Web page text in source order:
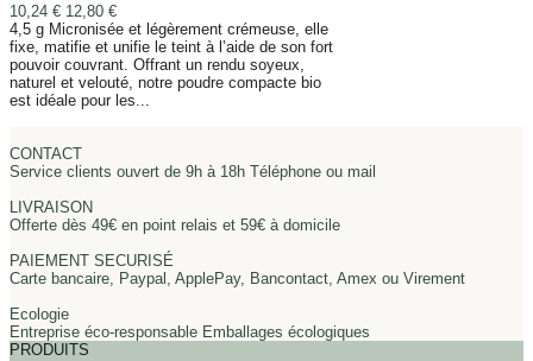
10,24 € 12,80 €
4,5 g Micronisée et légèrement crémeuse, elle
fixe, matifie et unifie le teint à l’aide de son fort
pouvoir couvrant. Offrant un rendu soyeux,
naturel et velouté, notre poudre compacte bio
est idéale pour les...
CONTACT
Service clients ouvert de 9h à 18h Téléphone ou mail
LIVRAISON
Offerte dès 49€ en point relais et 59€ à domicile
PAIEMENT SECURISÉ
Carte bancaire, Paypal, ApplePay, Bancontact, Amex ou Virement
Ecologie
Entreprise éco-responsable Emballages écologiques
PRODUITS